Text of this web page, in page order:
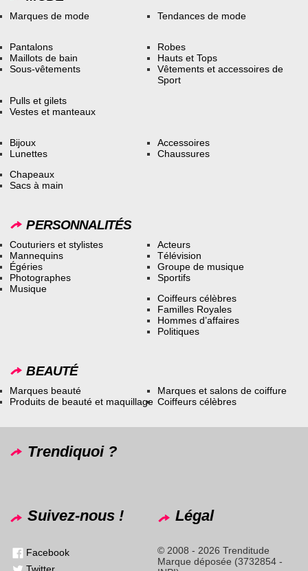
Marques de mode Tendances de mode
Pantalons
Maillots de bain
Sous-vêtements
Robes
Hauts et Tops
Vêtements et accessoires de
Sport
Pulls et gilets
Vestes et manteaux
Bijoux
Lunettes
Accessoires
Chaussures
Chapeaux
Sacs à main
PERSONNALITÉS
Couturiers et stylistes
Mannequins
Égéries
Photographes
Musique
Acteurs
Télévision
Groupe de musique
Sportifs
Coiffeurs célèbres
Familles Royales
Hommes d’affaires
Politiques
BEAUTÉ
Marques beauté
Produits de beauté et maquillage
Marques et salons de coiffure
Coiffeurs célèbres
Trendiquoi ?
Suivez-nous !
Facebook
Légal
© 2008 - 2026 Trenditude
Marque déposée (3732854 -